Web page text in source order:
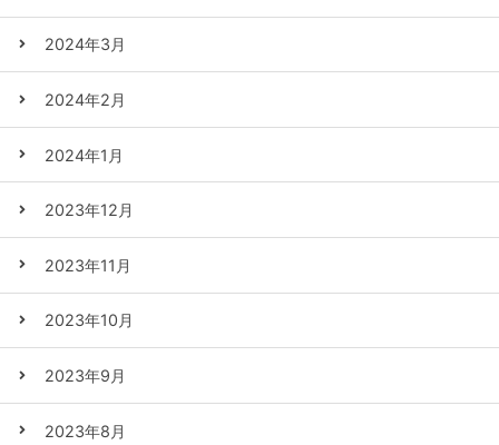
2024年3月
2024年2月
2024年1月
2023年12月
2023年11月
2023年10月
2023年9月
2023年8月